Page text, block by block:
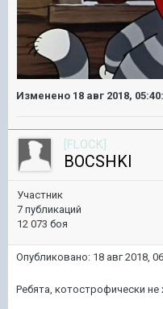
Изменено 18 авг 2018,
[FLOCK]
BOCSHKI
Участник
7 публикаций
12 073 боя
Опубликовано: 18 авг 2018,
Ребята, котострофически не